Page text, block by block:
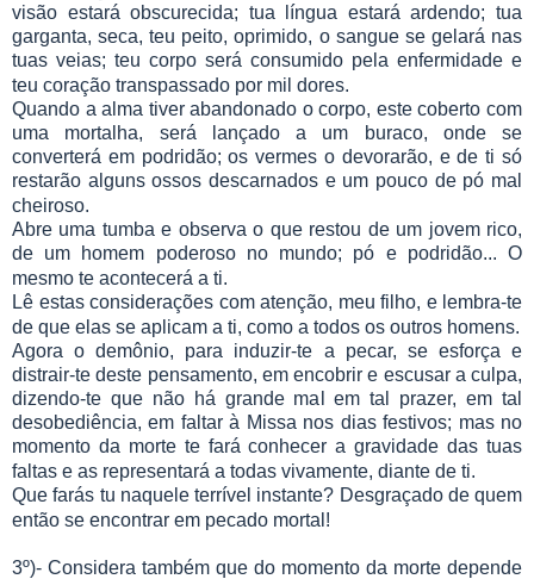
visão estará obscurecida; tua língua estará ardendo; tua
garganta, seca, teu peito, oprimido, o sangue se gelará nas
tuas veias; teu corpo será consumido pela enfermidade e
teu coração transpassado por mil dores.
Quando a alma tiver abandonado o corpo, este coberto com
uma mortalha, será lançado a um buraco, onde se
converterá em podridão; os vermes o devorarão, e de ti só
restarão alguns ossos descarnados e um pouco de pó mal
cheiroso.
Abre uma tumba e observa o que restou de um jovem rico,
de um homem poderoso no mundo; pó e podridão... O
mesmo te acontecerá a ti.
Lê estas considerações com atenção, meu filho, e lembra-te
de que elas se aplicam a ti, como a todos os outros homens.
Agora o demônio, para induzir-te a pecar, se esforça e
distrair-te deste pensamento, em encobrir e escusar a culpa,
dizendo-te que não há grande mal em tal prazer, em tal
desobediência, em faltar à Missa nos dias festivos; mas no
momento da morte te fará conhecer a gravidade das tuas
faltas e as representará a todas vivamente, diante de ti.
Que farás tu naquele terrível instante? Desgraçado de quem
então se encontrar em pecado mortal!
3º)- Considera também que do momento da morte depende